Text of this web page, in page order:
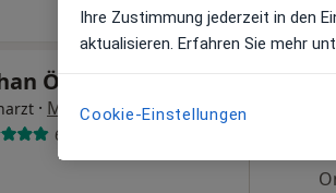
Özverim
· Mehr
67 Bewertungen
Ihre Zustimmung jederzeit in den
aktualisieren. Erfahren Sie mehr
Cookie-Einstellungen